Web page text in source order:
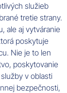
služieb
tretie strany.
ale aj vytváranie
poskytuje
Nie je to len
poskytovanie
v oblasti
bezpečnosti,